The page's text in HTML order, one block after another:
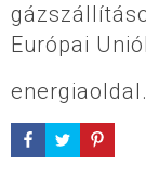
Európai